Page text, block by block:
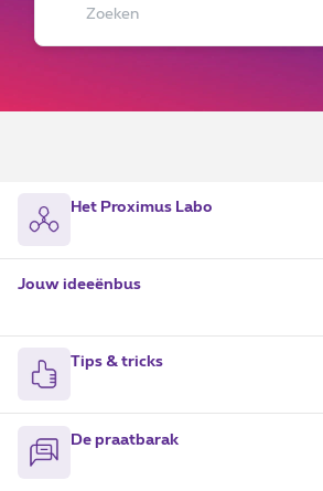
Het Proximus Labo
Jouw ideeënbus
Tips & tricks
De praatbarak